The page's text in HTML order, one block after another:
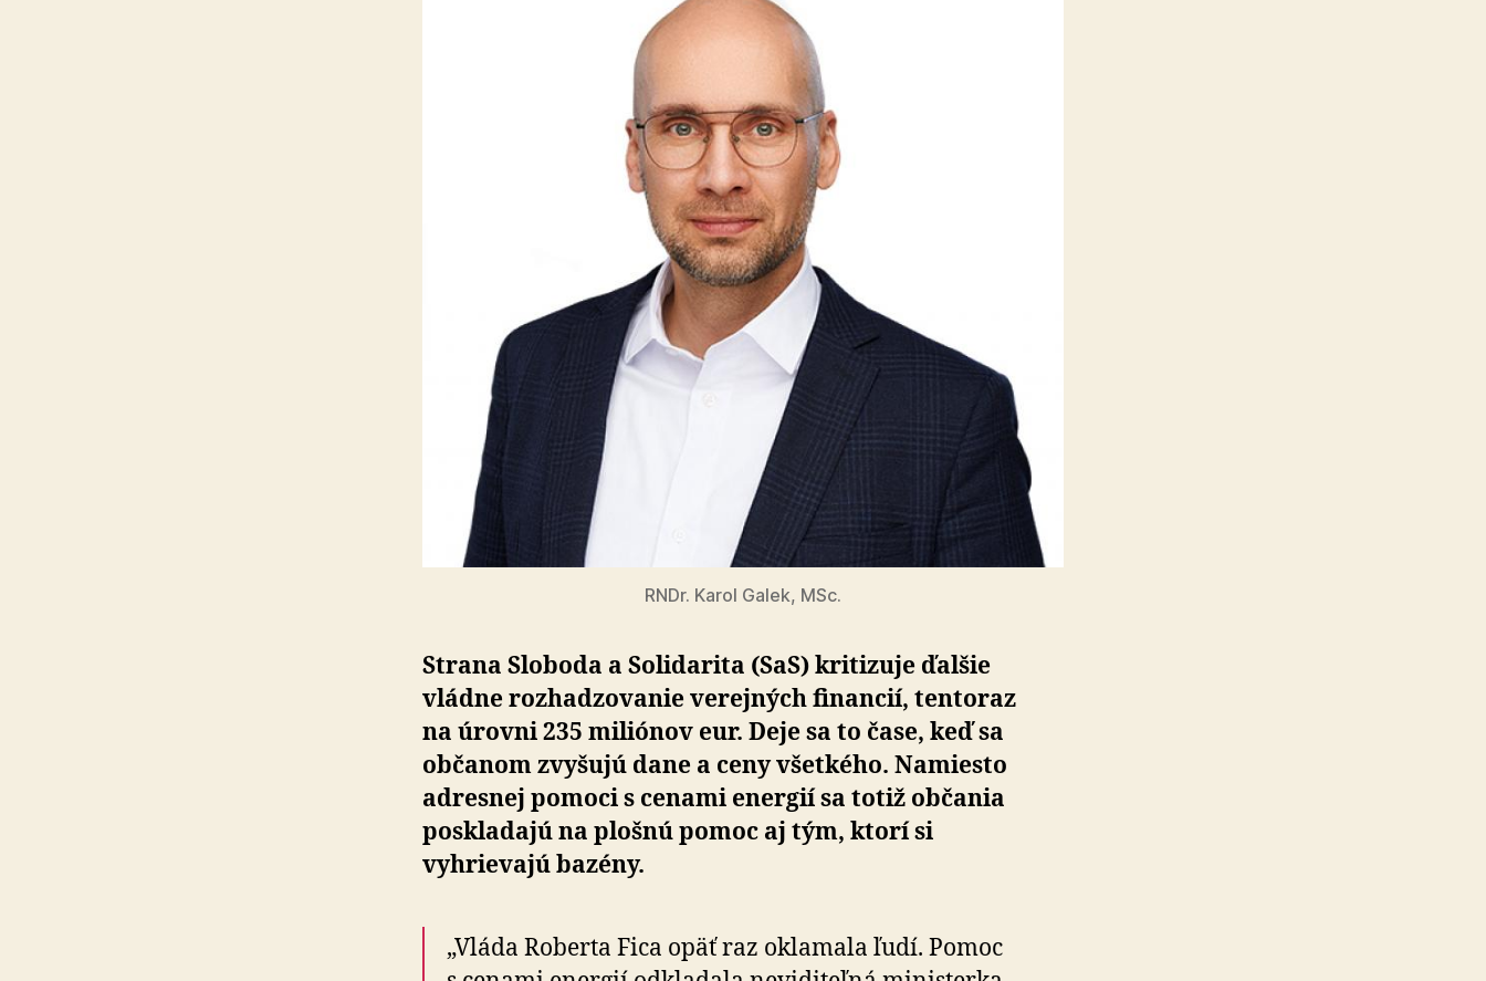
RNDr. Karol Galek, MSc.
Strana Sloboda a Solidarita (SaS) kritizuje ďalšie
vládne rozhadzovanie verejných financií, tentoraz
na úrovni 235 miliónov eur. Deje sa to čase, keď sa
občanom zvyšujú dane a ceny všetkého. Namiesto
adresnej pomoci s cenami energií sa totiž občania
poskladajú na plošnú pomoc aj tým, ktorí si
vyhrievajú bazény.
„Vláda Roberta Fica opäť raz oklamala ľudí. Pomoc